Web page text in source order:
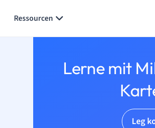
Ressourcen
Lerne mit
Leg